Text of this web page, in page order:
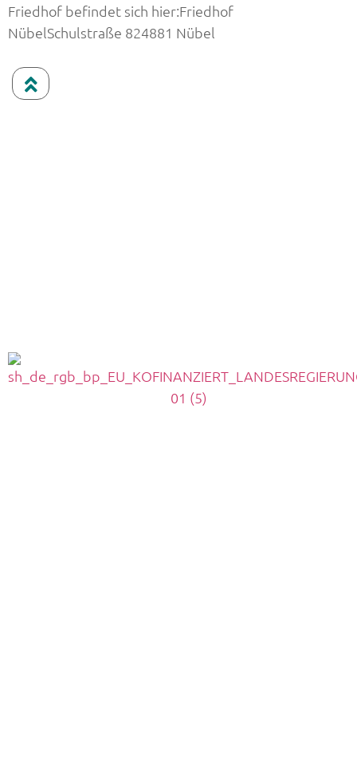
Friedhof befindet sich hier:Friedhof
NübelSchulstraße 824881 Nübel